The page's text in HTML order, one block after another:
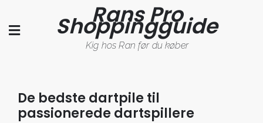
content
Rans Pro
Shoppingguide
Kig hos Ran før du køber
De bedste dartpile til
passionerede dartspillere